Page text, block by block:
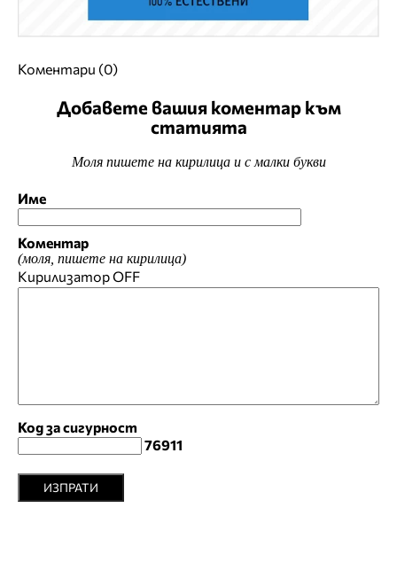
Коментари (0)
Добавете вашия коментар към
статията
Моля пишете на кирилица и с малки букви
Име
Коментар
(моля, пишете на кирилица)
КирилизаторOFF
Код за сигурност
76911
ИЗПРАТИ